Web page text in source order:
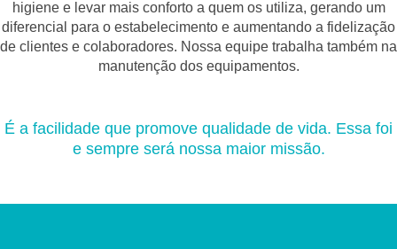
higiene e levar mais conforto a quem os utiliza, gerando um
diferencial para o estabelecimento e aumentando a fidelização
de clientes e colaboradores. Nossa equipe trabalha também na
manutenção dos equipamentos.
É a facilidade que promove qualidade de vida. Essa foi
e sempre será nossa maior missão.